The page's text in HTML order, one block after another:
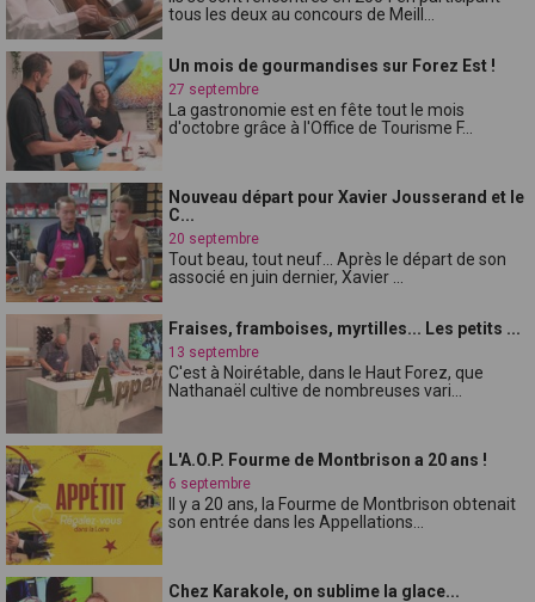
tous les deux au concours de Meill...
Un mois de gourmandises sur Forez Est !
27 septembre
La gastronomie est en fête tout le mois
d'octobre grâce à l'Office de Tourisme F...
Nouveau départ pour Xavier Jousserand et le
C...
20 septembre
Tout beau, tout neuf... Après le départ de son
associé en juin dernier, Xavier ...
Fraises, framboises, myrtilles... Les petits ...
13 septembre
C'est à Noirétable, dans le Haut Forez, que
Nathanaël cultive de nombreuses vari...
L'A.O.P. Fourme de Montbrison a 20 ans !
6 septembre
Il y a 20 ans, la Fourme de Montbrison obtenait
son entrée dans les Appellations...
Chez Karakole, on sublime la glace...